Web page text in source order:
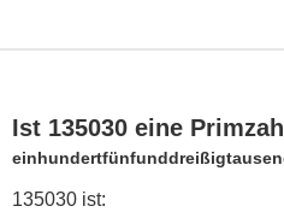
Ist 135030 eine
135030 ist: